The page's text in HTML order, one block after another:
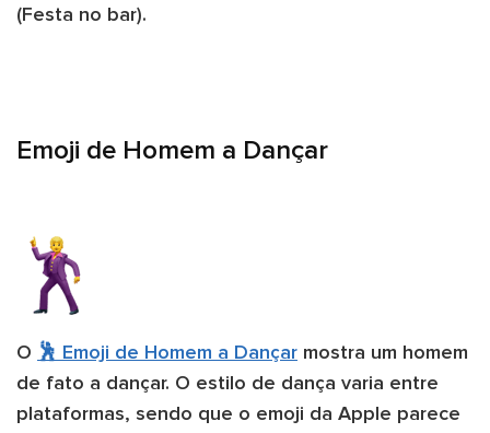
(Festa no bar).
Emoji de Homem a Dançar
O 🕺 Emoji de Homem a Dançar mostra um homem
de fato a dançar. O estilo de dança varia entre
plataformas, sendo que o emoji da Apple parece